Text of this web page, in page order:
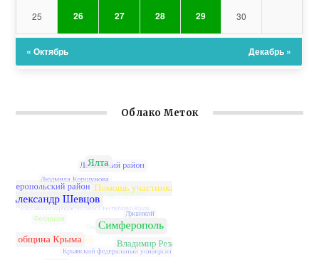
25 26 27 28 29 30
« Октябрь Декабрь »
Облако Меток